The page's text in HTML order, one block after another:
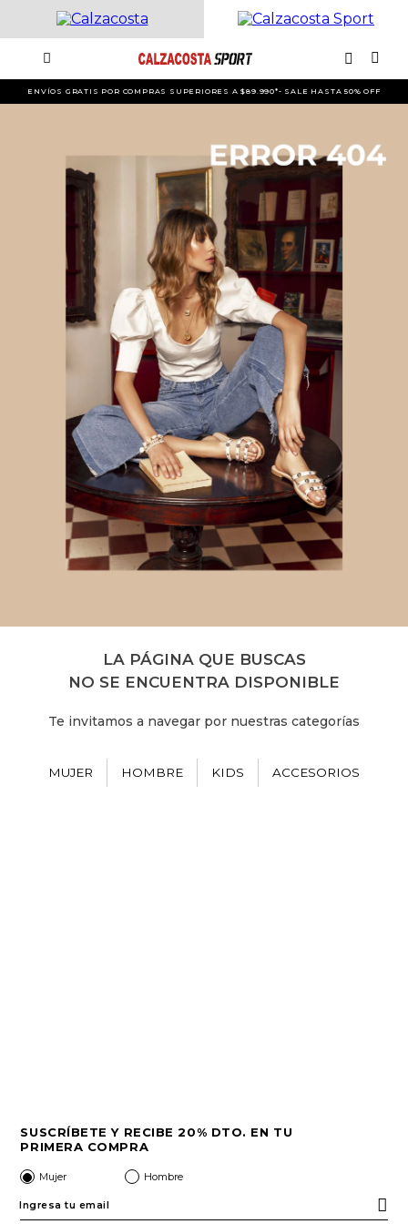
ENVÍOS GRATIS POR COMPRAS SUPERIORES A $89.990*- SALE HASTA 50% OFF
LA PÁGINA QUE BUSCAS
NO SE ENCUENTRA DISPONIBLE
Te invitamos a navegar por nuestras categorías
MUJER HOMBRE KIDS ACCESORIOS
SUSCRÍBETE Y RECIBE 20% DTO. EN TU
PRIMERA COMPRA
Mujer Hombre